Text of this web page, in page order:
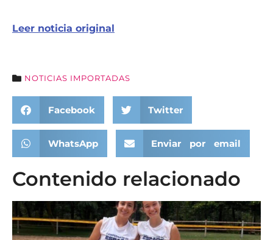
Leer noticia original
NOTICIAS IMPORTADAS
Facebook Twitter
WhatsApp Enviar por email
Contenido relacionado